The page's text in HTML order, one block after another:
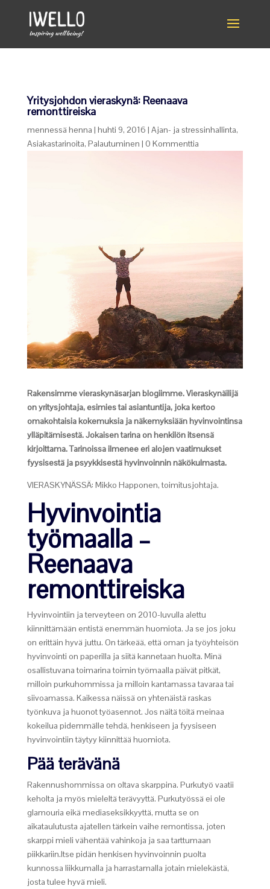
Yritysjohdon vieraskynä: Reenaava
remonttireiska
mennessä henna | huhti 9, 2016 | Ajan- ja stressinhallinta,
Asiakastarinoita, Palautuminen | 0 Kommenttia
Rakensimme vieraskynäsarjan blogiimme. Vieraskynäilijä
on yritysjohtaja, esimies tai asiantuntija, joka kertoo
omakohtaisia kokemuksia ja näkemyksiään hyvinvointinsa
ylläpitämisestä. Jokaisen tarina on henkilön itsensä
kirjoittama. Tarinoissa ilmenee eri alojen vaatimukset
fyysisestä ja psyykkisestä hyvinvoinnin näkökulmasta.
VIERASKYNÄSSÄ: Mikko Happonen, toimitusjohtaja.
Hyvinvointia
työmaalla –
Reenaava
remonttireiska
Hyvinvointiin ja terveyteen on 2010-luvulla alettu
kiinnittämään entistä enemmän huomiota. Ja se jos joku
on erittäin hyvä juttu. On tärkeää, että oman ja työyhteisön
hyvinvointi on paperilla ja siitä kannetaan huolta. Minä
osallistuvana toimarina toimin työmaalla päivät pitkät,
milloin purkuhommissa ja milloin kantamassa tavaraa tai
siivoamassa. Kaikessa näissä on yhtenäistä raskas
työnkuva ja huonot työasennot. Jos näitä töitä meinaa
kokeilua pidemmälle tehdä, henkiseen ja fyysiseen
hyvinvointiin täytyy kiinnittää huomiota.
Pää terävänä
Rakennushommissa on oltava skarppina. Purkutyö vaatii
keholta ja myös mieleltä terävyyttä. Purkutyössä ei ole
glamouria eikä mediaseksikkyyttä, mutta se on
aikataulutusta ajatellen tärkein vaihe remontissa, joten
skarppi mieli vähentää vahinkoja ja saa tarttumaan
piikkariin.Itse pidän henkisen hyvinvoinnin puolta
kunnossa liikkumalla ja harrastamalla jotain mielekästä,
josta tulee hyvä mieli.